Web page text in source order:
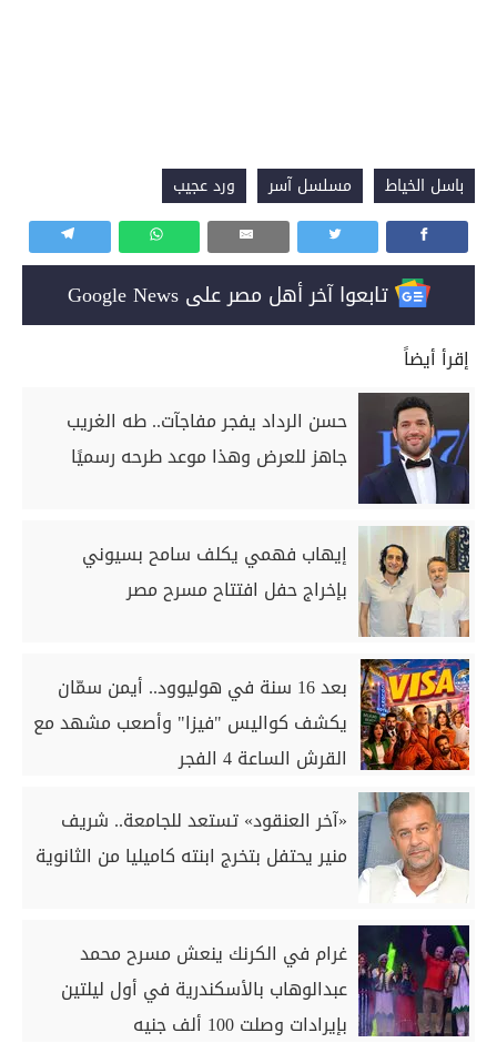
باسل الخياط مسلسل آسر ورد عجيب
تابعوا آخر أهل مصر على Google News
إقرأ أيضاً
حسن الرداد يفجر مفاجآت.. طه الغريب
جاهز للعرض وهذا موعد طرحه رسميًا
إيهاب فهمي يكلف سامح بسيوني
بإخراج حفل افتتاح مسرح مصر
بعد 16 سنة في هوليوود.. أيمن سمّان
يكشف كواليس "فيزا" وأصعب مشهد مع
القرش الساعة 4 الفجر
«آخر العنقود» تستعد للجامعة.. شريف
منير يحتفل بتخرج ابنته كاميليا من الثانوية
غرام في الكرنك ينعش مسرح محمد
عبدالوهاب بالأسكندرية في أول ليلتين
بإيرادات وصلت 100 ألف جنيه